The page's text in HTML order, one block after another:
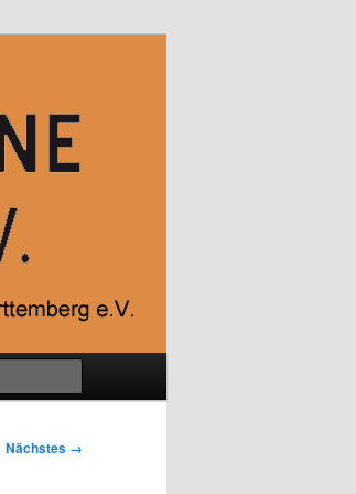
Nächstes →